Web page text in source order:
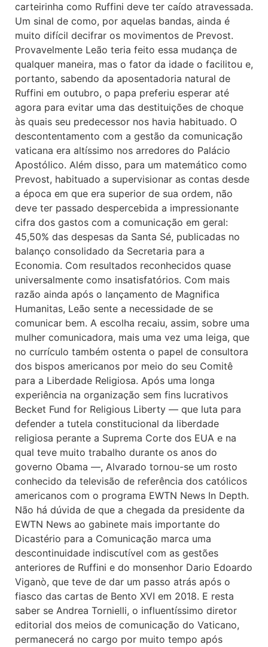
carteirinha como Ruffini deve ter caído atravessada.
Um sinal de como, por aquelas bandas, ainda é
muito difícil decifrar os movimentos de Prevost.
Provavelmente Leão teria feito essa mudança de
qualquer maneira, mas o fator da idade o facilitou e,
portanto, sabendo da aposentadoria natural de
Ruffini em outubro, o papa preferiu esperar até
agora para evitar uma das destituições de choque
às quais seu predecessor nos havia habituado. O
descontentamento com a gestão da comunicação
vaticana era altíssimo nos arredores do Palácio
Apostólico. Além disso, para um matemático como
Prevost, habituado a supervisionar as contas desde
a época em que era superior de sua ordem, não
deve ter passado despercebida a impressionante
cifra dos gastos com a comunicação em geral:
45,50% das despesas da Santa Sé, publicadas no
balanço consolidado da Secretaria para a
Economia. Com resultados reconhecidos quase
universalmente como insatisfatórios. Com mais
razão ainda após o lançamento de Magnifica
Humanitas, Leão sente a necessidade de se
comunicar bem. A escolha recaiu, assim, sobre uma
mulher comunicadora, mais uma vez uma leiga, que
no currículo também ostenta o papel de consultora
dos bispos americanos por meio do seu Comitê
para a Liberdade Religiosa. Após uma longa
experiência na organização sem fins lucrativos
Becket Fund for Religious Liberty — que luta para
defender a tutela constitucional da liberdade
religiosa perante a Suprema Corte dos EUA e na
qual teve muito trabalho durante os anos do
governo Obama —, Alvarado tornou-se um rosto
conhecido da televisão de referência dos católicos
americanos com o programa EWTN News In Depth.
Não há dúvida de que a chegada da presidente da
EWTN News ao gabinete mais importante do
Dicastério para a Comunicação marca uma
descontinuidade indiscutível com as gestões
anteriores de Ruffini e do monsenhor Dario Edoardo
Viganò, que teve de dar um passo atrás após o
fiasco das cartas de Bento XVI em 2018. E resta
saber se Andrea Tornielli, o influentíssimo diretor
editorial dos meios de comunicação do Vaticano,
permanecerá no cargo por muito tempo após